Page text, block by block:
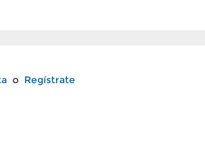
o Regístrate